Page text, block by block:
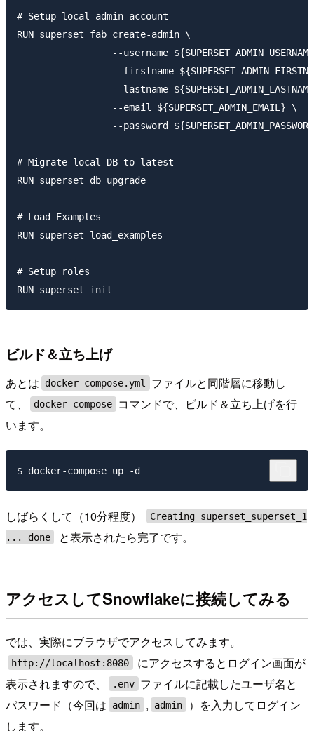
# Setup local admin account
RUN superset fab create-admin \
--username
--firstname
--lastname
                 --email ${SUPERSET_ADMIN_EMAIL} \
--password
# Migrate local DB to latest
RUN superset db upgrade
# Load Examples
RUN superset load_examples
# Setup roles
ビルド＆立ち上げ
あとは docker-compose.yml
ファイルと同階層に移動し
て、
docker-compose
コマンドで、ビルド＆立ち上げを行
います。
しばらくして（10分程度）
Creating superset_superset_1
... done
と表示されたら完了です。
アクセスしてSnowflakeに接続してみる
では、実際にブラウザでアクセスしてみます。
http://localhost:8080
にアクセスするとログイン画面が
表示されますので、
.env ファイルに記載したユーザ名と
パスワード（今回は
admin , admin
）を入力してログイン
します。